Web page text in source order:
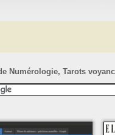
Numérologie, Tarots